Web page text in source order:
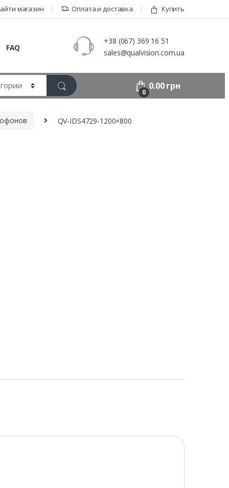
магазин Оплата и доставка Купить
FAQ
+38 (067) 369 16 51
sales@qualvision.com.ua
0
0.00грн
QV-IDS4729-1200×800